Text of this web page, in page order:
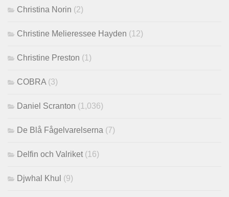
Christina Norin (2)
Christine Melieressee Hayden (12)
Christine Preston (1)
COBRA (3)
Daniel Scranton (1,036)
De Blå Fågelvarelserna (7)
Delfin och Valriket (16)
Djwhal Khul (9)